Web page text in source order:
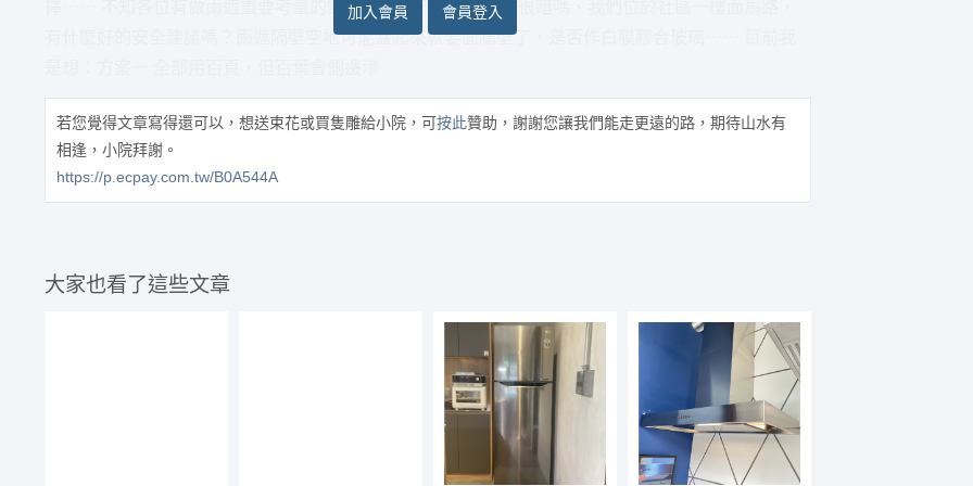
擇⋯⋯ 不知各位有做雨遮重要考量的點是什麼呢？百葉真的會很暗嗎、我們位於社區一樓面馬路，
有什麼好的安全建議嗎？雨遮隔壁空地可能蓋起來就要面牆壁了，是否作白膜膠合玻璃⋯⋯ 目前我
加入會員 會員登入
若您覺得文章寫得還可以，想送束花或買隻雕給小院，可按此贊助，謝謝您讓我們能走更遠的路，期待山水有
相逢，小院拜謝。
https://p.ecpay.com.tw/B0A544A
大家也看了這些文章